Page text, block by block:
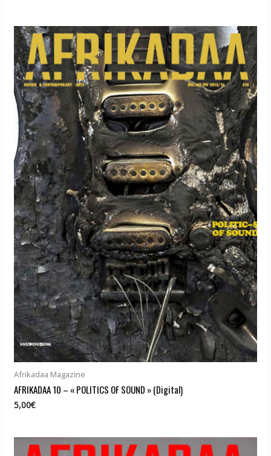
Afrikadaa Magazine
AFRIKADAA 10 – « POLITICS OF SOUND » (Digital)
5,00€